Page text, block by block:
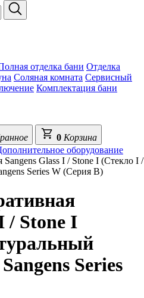
отделка бани Отделка
Соляная комната Сервисный
Комплектация бани
0 Корзина
оборудование
Sangens Glass I / Stone I (Стекло I /
Series W (Серия В)
/ Stone I
Series